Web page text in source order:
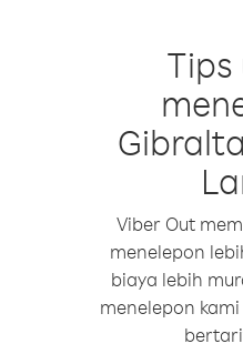
Viber Out
menelepon
biaya lebih
menelepon